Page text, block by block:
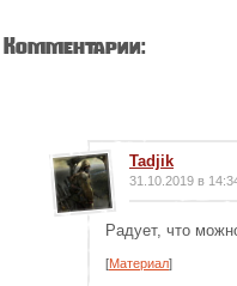
Комментарии:
Tadjik
31.10.2019 в
Радует, что
[Материал]